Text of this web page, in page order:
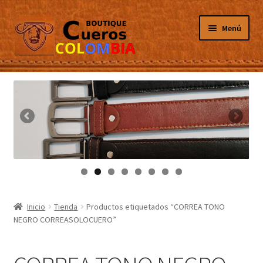
Ir
a
la
navegación
Ir
al
contenido
Menú
Inicio
Masculino
Femenino
Porta Celulares
Inicio Tienda
Productos etiquetados “CORREA TONO
NEGRO CORREASOLOCUERO”